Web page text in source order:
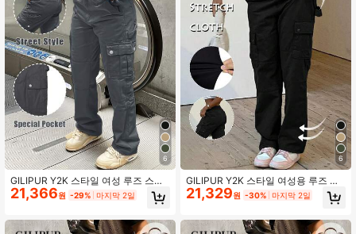
6
GILIPUR Y2K 스타일 여성 루즈 스트
레이트 레그 배기 그레이 멀티 포켓 캐
주얼 레트로 우아한 와이드 레그 팬츠,
21,366원 -29% 마지막 2일
6
GILIPUR Y2K 스타일 여성용 루즈 스
트레이트 레그 블랙 멀티 포켓 캐주얼
레트로 우아한 와이드 레그 팬츠, 스트
21,329원 -30% 마지막 2일